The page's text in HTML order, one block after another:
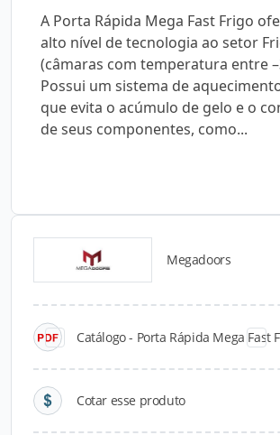
A Porta Rápida Mega Fast Frigo
alto nível de tecnologia ao setor
(câmaras com temperatura entre
Possui um sistema de
que evita o acúmulo de gelo e o
de seus componentes, como...
Megadoors
Catálogo - Porta Rápida Mega Fast
Cotar esse produto
Catálogos para